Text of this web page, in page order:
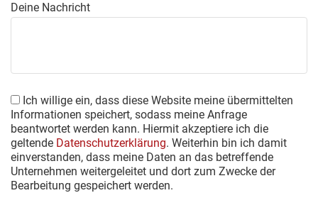
Deine Nachricht
Ich willige ein, dass diese Website meine übermittelten
Informationen speichert, sodass meine Anfrage
beantwortet werden kann. Hiermit akzeptiere ich die
geltende Datenschutzerklärung. Weiterhin bin ich damit
einverstanden, dass meine Daten an das betreffende
Unternehmen weitergeleitet und dort zum Zwecke der
Bearbeitung gespeichert werden.